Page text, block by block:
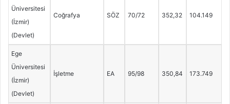
Üniversitesi
(İzmir)
(Devlet)
Coğrafya SÖZ 70/72 352,32 104.149
Ege
Üniversitesi
(İzmir)
(Devlet)
İşletme EA 95/98 350,84 173.749